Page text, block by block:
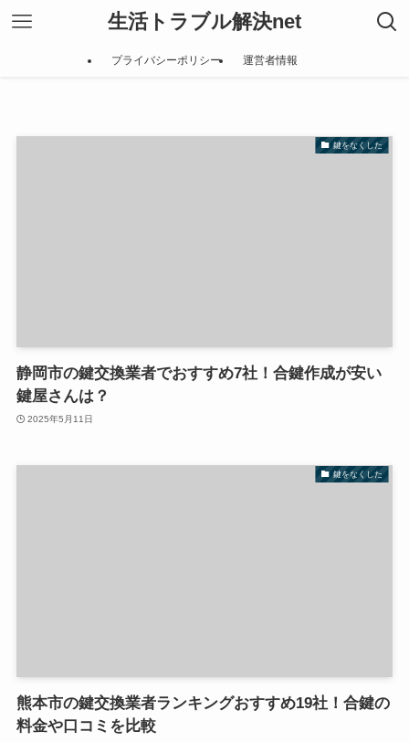
生活トラブル解決net
プライバシーポリシー 運営者情報
鍵をなくした
静岡市の鍵交換業者でおすすめ7社！合鍵作成が安い
鍵屋さんは？
2025年5月11日
鍵をなくした
熊本市の鍵交換業者ランキングおすすめ19社！合鍵の
料金や口コミを比較